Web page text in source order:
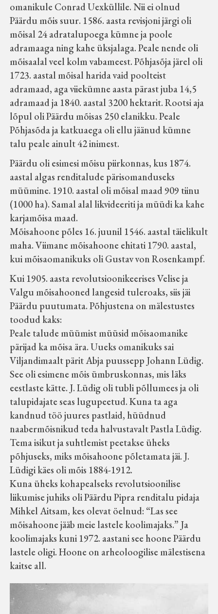
Koduleht on teoks saanud tänu Sillaotsa
Muuseumisõprade Seltsingu, Kohaliku
Omaalgatuse Programmi ja Märjamaa
Vallavalitsuse abile.
omanikule Conrad Uexküllile. Nii ei olnud
Päärdu mõis suur. 1586. aasta revisjoni järgi oli
mõisal 24 adratalupoega kümne ja poole
adramaaga ning kahe üksjalaga. Peale nende oli
mõisaalal veel kolm vabameest. Põhjasõja järel oli
1723. aastal mõisal harida vaid poolteist
adramaad, aga viiekümne aasta pärast juba 14,5
adramaad ja 1840. aastal 3200 hektarit. Rootsi aja
lõpul oli Päärdu mõisas 250 elanikku. Peale
Põhjasõda ja katkuaega oli ellu jäänud kümne
talu peale ainult 42 inimest.
Päärdu oli esimesi mõisu piirkonnas, kus 1874.
aastal algas renditalude pärisomanduseks
müümine. 1910. aastal oli mõisal maad 909 tiinu
(1000 ha). Samal alal likvideeriti ja müüdi ka kahe
karjamõisa maad.
Mõisahoone põles 16. juunil 1546. aastal täielikult
maha. Viimane mõisahoone ehitati 1790. aastal,
kui mõisaomanikuks oli Gustav von Rosenkampf.
Kui 1905. aasta revolutsioonikeerises Velise ja
Valgu mõisahooned langesid tuleroaks, siis jäi
Päärdu puutumata. Põhjustena on mälestustes
toodud kaks:
Peale talude müümist müüsid mõisaomanike
pärijad ka mõisa ära. Uueks omanikuks sai
Viljandimaalt pärit Abja puussepp Johann Lüdig.
See oli esimene mõis ümbruskonnas, mis läks
eestlaste kätte. J. Lüdig oli tubli põllumees ja oli
talupidajate seas lugupeetud. Kuna ta aga
kandnud töö juures pastlaid, hüüdnud
naabermõisnikud teda halvustavalt Pastla Lüdig.
Tema isikut ja suhtlemist peetakse üheks
põhjuseks, miks mõisahoone põletamata jäi. J.
Lüdigi käes oli mõis 1884-1912.
Kuna üheks kohapealseks revolutsioonilise
liikumise juhiks oli Päärdu Pipra renditalu pidaja
Mihkel Aitsam, kes olevat öelnud: “Las see
mõisahoone jääb meie lastele koolimajaks.” Ja
koolimajaks kuni 1972. aastani see hoone Päärdu
lastele oligi. Hoone on arheoloogilise mälestisena
kaitse all.